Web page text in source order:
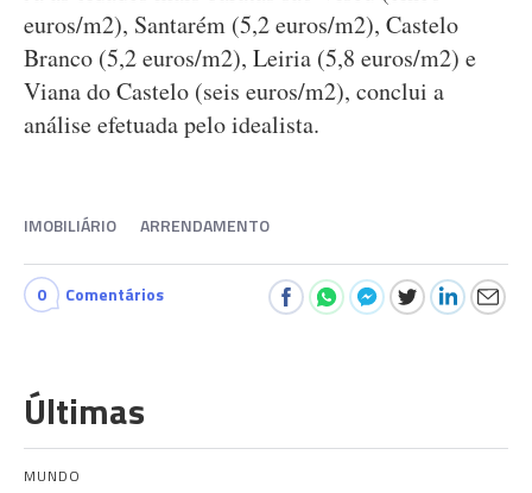
euros/m2), Santarém (5,2 euros/m2), Castelo
Branco (5,2 euros/m2), Leiria (5,8 euros/m2) e
Viana do Castelo (seis euros/m2), conclui a
análise efetuada pelo idealista.
IMOBILIÁRIO ARRENDAMENTO
0 Comentários
Últimas
MUNDO